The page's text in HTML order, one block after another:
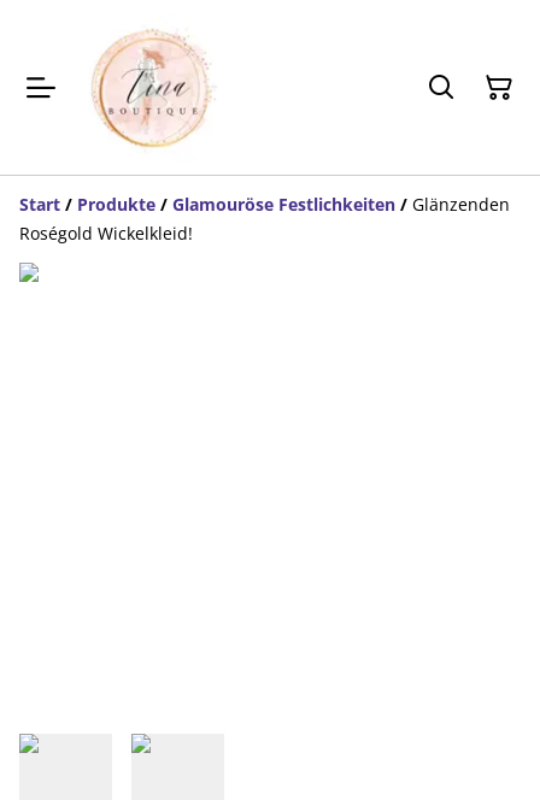
Start / Produkte / Glamouröse Festlichkeiten / Glänzenden
Roségold Wickelkleid!